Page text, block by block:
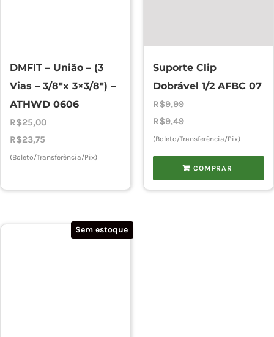
DMFIT – União – (3
Vias – 3/8″x 3×3/8″) –
ATHWD 0606
R$25,00
R$23,75
(Boleto/Transferência/Pix)
Suporte Clip
Dobrável 1/2 AFBC 07
R$9,99
R$9,49
(Boleto/Transferência/Pix)
COMPRAR
Sem estoque